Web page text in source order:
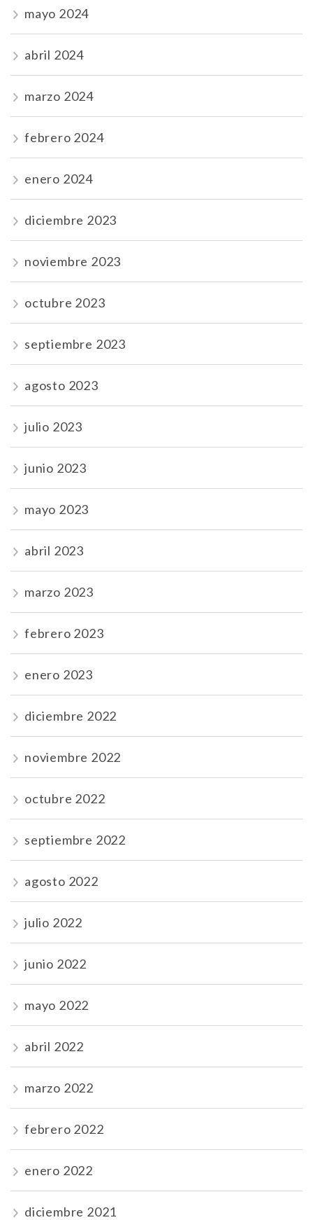
mayo 2024
abril 2024
marzo 2024
febrero 2024
enero 2024
diciembre 2023
noviembre 2023
octubre 2023
septiembre 2023
agosto 2023
julio 2023
junio 2023
mayo 2023
abril 2023
marzo 2023
febrero 2023
enero 2023
diciembre 2022
noviembre 2022
octubre 2022
septiembre 2022
agosto 2022
julio 2022
junio 2022
mayo 2022
abril 2022
marzo 2022
febrero 2022
enero 2022
diciembre 2021